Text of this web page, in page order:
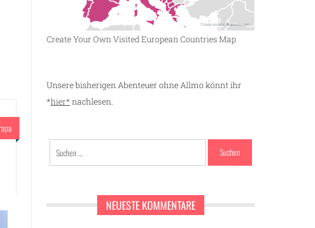
Create Your Own Visited European Countries Map
Unsere bisherigen Abenteuer ohne Allmo könnt ihr
*hier* nachlesen.
Suchen
nach:
NEUESTE KOMMENTARE